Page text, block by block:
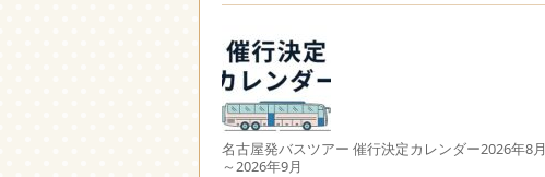
名古屋発バスツアー 催行決定カレンダー2026年8月
～2026年9月